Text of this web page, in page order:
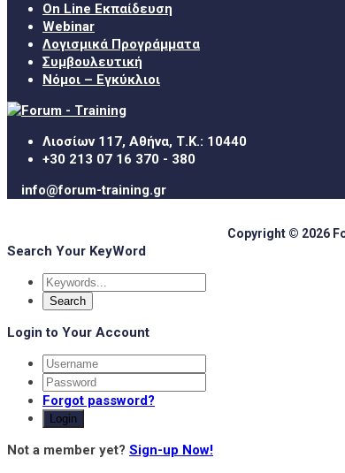
On Line Εκπαίδευση
Webinar
Λογισμικά Προγράμματα
Συμβουλευτική
Νόμοι – Εγκύκλιοι
Λιοσίων 117, Αθήνα, Τ.Κ.: 10440
+30 213 07 16 370 - 380
info@forum-training.gr
Copyright © 2026
Search Your KeyWord
Login to Your Account
Forgot password?
Login
Not a member yet? Sign-up Now!